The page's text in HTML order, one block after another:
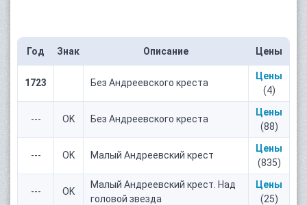
Год Знак Описание Цены
1723 Без Андреевского креста
Цены
(4)
--- OK Без Андреевского креста
Цены
(88)
--- OK Малый Андреевский крест
Цены
(835)
--- OK
Малый Андреевский крест. Над
головой звезда
Цены
(25)